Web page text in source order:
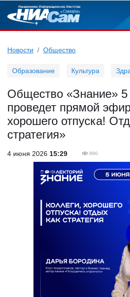
Новости Общество
Образование Культура
Общество «Знание»
проведет прямой
хорошего отпуска!
стратегия»
4 июня 2026 15:29 990